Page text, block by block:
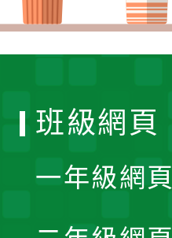
班級網頁
一年級網頁